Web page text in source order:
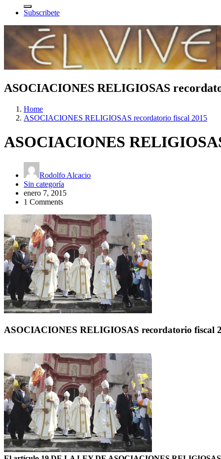
Subscribete
ASOCIACIONES RELIGIOSAS
Home
ASOCIACIONES RELIGIOSAS recordatorio fiscal 2015
ASOCIACIONES
Rodolfo Alcacio
Sin categoría
enero 7, 2015
1 Comments
ASOCIACIONES RELIGIOSAS recordatorio fiscal